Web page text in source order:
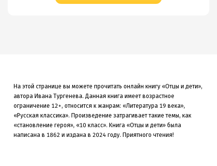
На этой странице вы можете прочитать онлайн книгу «Отцы и дети»,
автора Ивана Тургенева. Данная книга имеет возрастное
ограничение 12+, относится к жанрам: «Литература 19 века»,
«Русская классика». Произведение затрагивает такие темы, как
«становление героя», «10 класс». Книга «Отцы и дети» была
написана в 1862 и издана в 2024 году. Приятного чтения!